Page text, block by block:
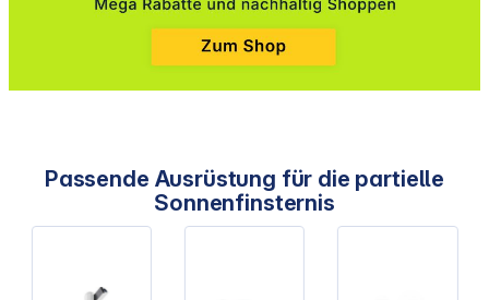
Passende Ausrüstung für die partielle
Sonnenfinsternis
Artikelgalerie überspringen